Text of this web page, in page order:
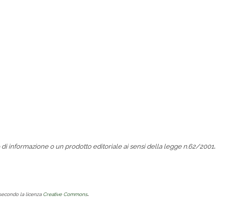
informazione o un prodotto editoriale ai sensi della legge n.62/2001.
la licenza Creative Commons.